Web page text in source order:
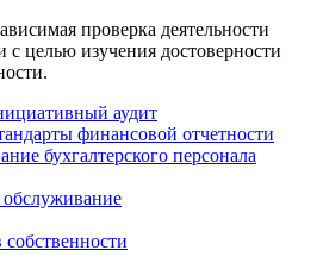
проверка деятельности
с целью изучения достоверности
аудит
финансовой отчетности
бухгалтерского персонала